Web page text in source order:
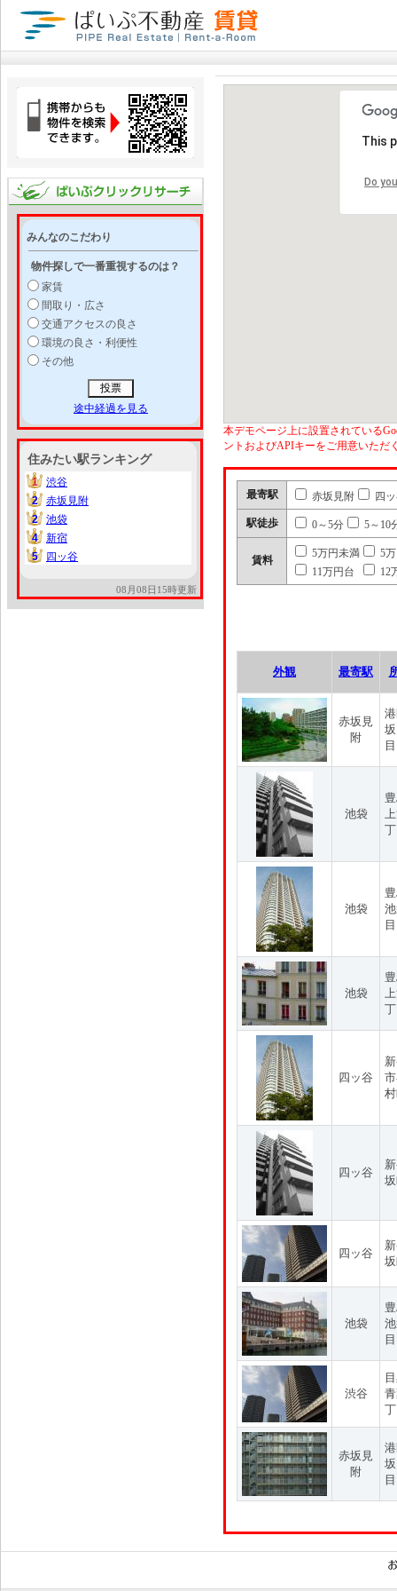
みんなのこだわり
物件探しで一番重視するのは？
家賃
間取り・広さ
交通アクセスの良さ
環境の良さ・利便性
その他
途中経過を見る
住みたい駅ランキング
1
1
渋谷
2
2
赤坂見附
2
2
池袋
4
4
新宿
5
5 四ッ谷
08月08日15時更新
This
Do
本デモページ上に設置されている
ントおよびAPIキーをご用意いただ
最寄駅 赤坂見附 四
駅徒歩 0～5分 5～10
賃料
5万円未満
5
11万円台
12
外観 最寄駅
赤坂見
附
目
池袋
池袋
目
池袋
四ッ谷
四ッ谷
四ッ谷
池袋
渋谷
赤坂見
附
目